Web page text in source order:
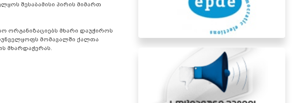
შესაბამისი პირის მიმართ
ორგანიზაციებს მხარი დაუჭიროს
მომავალში ქალთა
მხარდაჭერას.